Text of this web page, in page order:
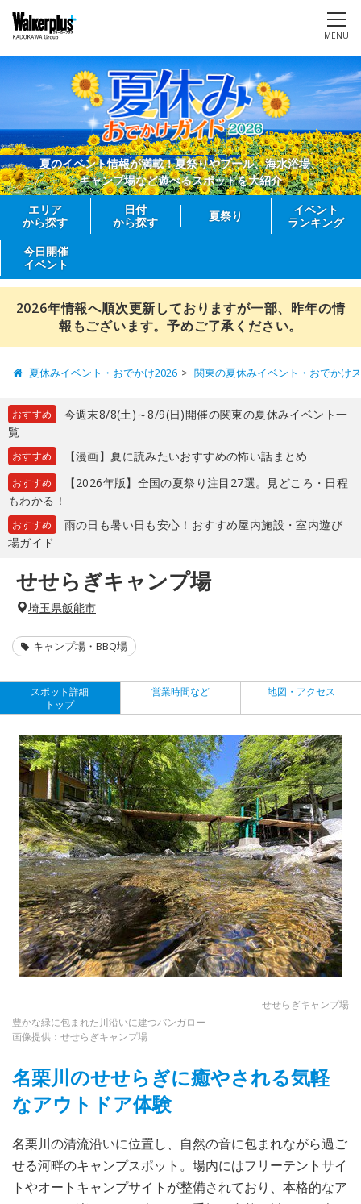
MENU
夏のイベント情報が満載！夏祭りやプール、海水浴場、
キャンプ場など遊べるスポットを大紹介
エリア
から探す
日付
から探す
夏祭り
イベント
ランキング
今日開催
イベント
2026年情報へ順次更新しておりますが一部、昨年の情
報もございます。予めご了承ください。
夏休みイベント・おでかけ2026 関東の夏休みイベント・おでかけ
おすすめ
今週末8/8(土)～8/9(日)開催の関東の夏休みイベント一
覧
おすすめ 【漫画】夏に読みたいおすすめの怖い話まとめ
おすすめ
【2026年版】全国の夏祭り注目27選。見どころ・日程
もわかる！
おすすめ
雨の日も暑い日も安心！おすすめ屋内施設・室内遊び
場ガイド
せせらぎキャンプ場
埼玉県飯能市
キャンプ場・BBQ場
スポット詳細
トップ
営業時間など 地図・アクセス
せせらぎキャンプ場
豊かな緑に包まれた川沿いに建つバンガロー
画像提供：せせらぎキャンプ場
名栗川のせせらぎに癒やされる気軽
なアウトドア体験
名栗川の清流沿いに位置し、自然の音に包まれながら過ご
せる河畔のキャンプスポット。場内にはフリーテントサイ
トやオートキャンプサイトが整備されており、本格的なア